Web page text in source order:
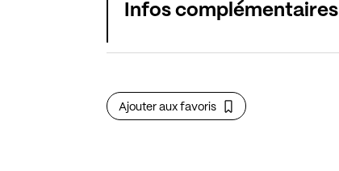
Infos complémentaires
Ajouter aux favoris